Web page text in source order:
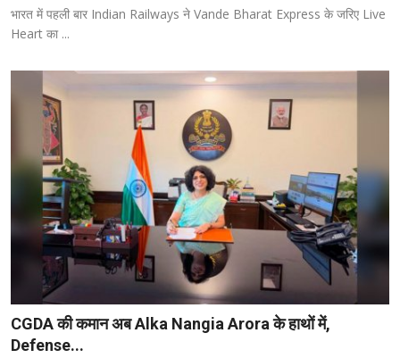
भारत में पहली बार Indian Railways ने Vande Bharat Express के जरिए Live
Heart का ...
CGDA की कमान अब Alka Nangia Arora के हाथों में,
Defense...